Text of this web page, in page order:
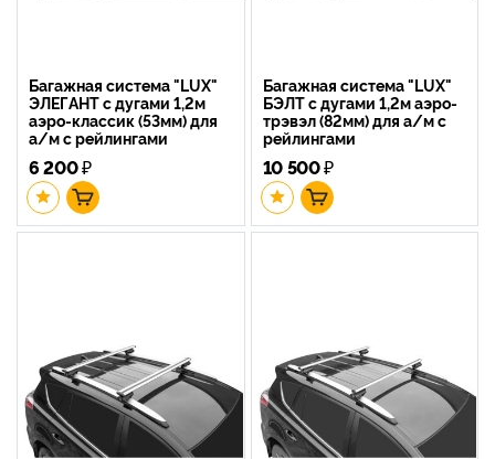
Багажная система "LUX"
ЭЛЕГАНТ с дугами 1,2м
аэро-классик (53мм) для
а/м с рейлингами
6 200₽
Багажная система "LUX"
БЭЛТ с дугами 1,2м аэро-
трэвэл (82мм) для а/м с
рейлингами
10 500₽